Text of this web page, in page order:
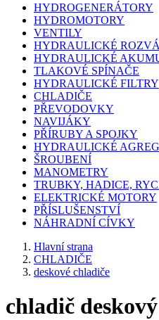
HYDROGENERÁTORY
HYDROMOTORY
VENTILY
HYDRAULICKÉ
HYDRAULICKÉ
TLAKOVÉ SPÍNAČE
HYDRAULICKÉ FILTRY
CHLADIČE
PŘEVODOVKY
NAVIJÁKY
PŘÍRUBY A SPOJKY
HYDRAULICKÉ
ŠROUBENÍ
MANOMETRY
TRUBKY, HADICE,
ELEKTRICKÉ MOTORY
PŘÍSLUŠENSTVÍ
NÁHRADNÍ CÍVKY
Hlavní strana
CHLADIČE
deskové chladiče
chladič deskový